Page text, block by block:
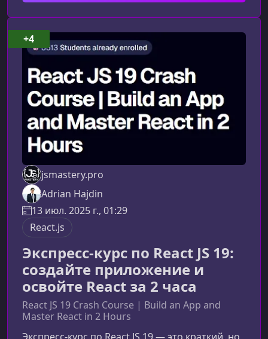
разработки и позволит вам уверенно
применять SQL, PostgreSQL, MySQL и Prisma в
профессиональной среде.О курсеПрограмма
охватывает всё, что нужно для уверенной
работ
jsmastery.pro
Adrian Hajdin
13 июл. 2025 г., 01:29
React.js
Экспресс-курс по React JS 19:
создайте приложение и
освойте React за 2 часа
React JS 19 Crash Course | Build an App and
Master React in 2 Hours
+4